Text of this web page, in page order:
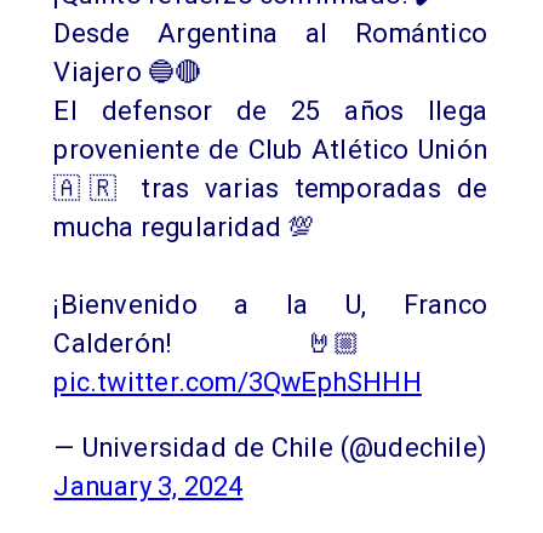
Desde Argentina al Romántico
Viajero 🔵🔴
El defensor de 25 años llega
proveniente de Club Atlético Unión
🇦🇷 tras varias temporadas de
mucha regularidad 💯
¡Bienvenido a la U, Franco
Calderón! 🤘🏼
pic.twitter.com/3QwEphSHHH
— Universidad de Chile (@udechile)
January 3, 2024